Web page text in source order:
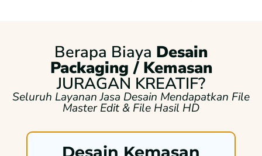
Berapa Biaya Desain
Packaging / Kemasan
JURAGAN KREATIF?
Seluruh Layanan Jasa Desain Mendapatkan File
Master Edit & File Hasil HD
Desain Kemasan